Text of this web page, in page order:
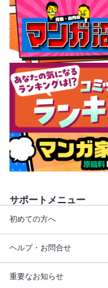
サポートメニュー
初めての方へ
ヘルプ・お問合せ
重要なお知らせ